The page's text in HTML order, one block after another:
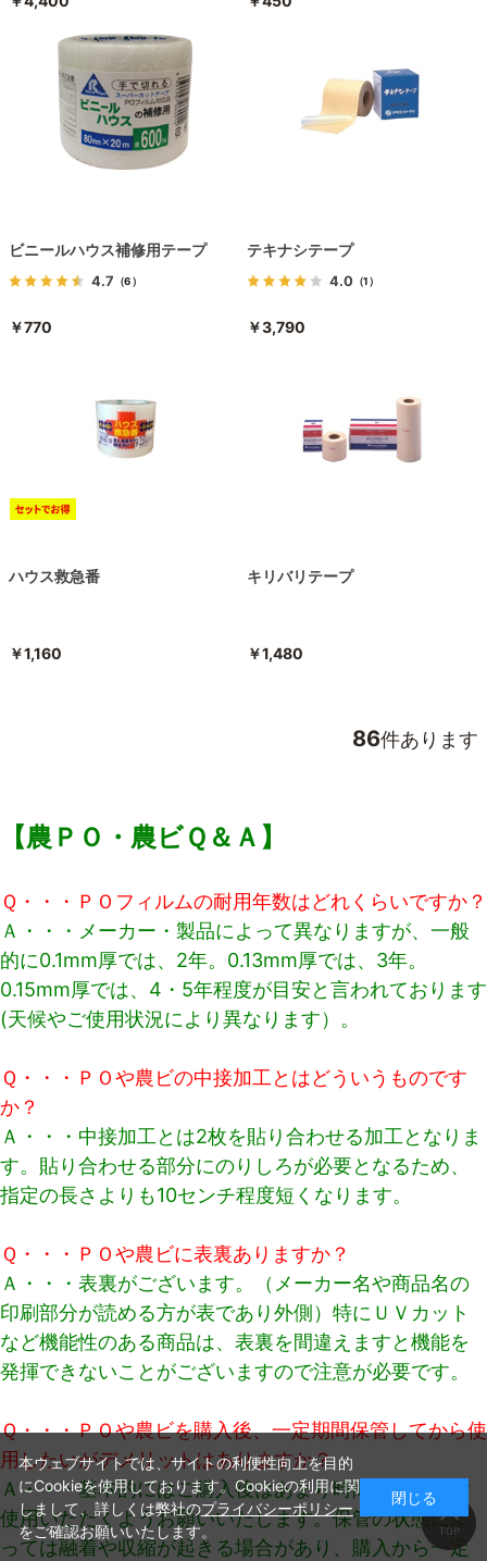
ビニールハウス補修用テープ
4.7 （6）
￥770
テキナシテープ
4.0 （1）
￥3,790
ハウス救急番
￥1,160
キリバリテープ
￥1,480
86件あります
【農ＰＯ・農ビＱ＆Ａ】
Ｑ・・・ＰＯフィルムの耐用年数はどれくらいですか？
Ａ・・・メーカー・製品によって異なりますが、一般
的に0.1mm厚では、2年。0.13mm厚では、3年。
0.15mm厚では、4・5年程度が目安と言われております
(天候やご使用状況により異なります）。
Ｑ・・・ＰＯや農ビの中接加工とはどういうものです
か？
Ａ・・・中接加工とは2枚を貼り合わせる加工となりま
す。貼り合わせる部分にのりしろが必要となるため、
指定の長さよりも10センチ程度短くなります。
Ｑ・・・ＰＯや農ビに表裏ありますか？
Ａ・・・表裏がございます。（メーカー名や商品名の
印刷部分が読める方が表であり外側）特にＵＶカット
など機能性のある商品は、表裏を間違えますと機能を
発揮できないことがございますので注意が必要です。
Ｑ・・・ＰＯや農ビを購入後、一定期間保管してから使
用したいがデメリットはありますか？
Ａ・・・基本的にはご購入後はあまり時間を置かずご
使用いただくようお願いいたします。保管の状態によ
っては融着や収縮が起きる場合があり、購入から一定
本ウェブサイトでは、サイトの利便性向上を目的
にCookieを使用しております。Cookieの利用に関
しまして、詳しくは弊社のプライバシーポリシー
をご確認お願いいたします。
閉じる